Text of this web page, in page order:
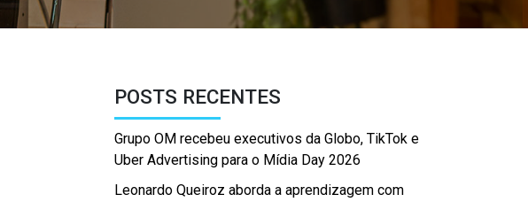
POSTS RECENTES
Grupo OM recebeu executivos da Globo, TikTok e
Uber Advertising para o Mídia Day 2026
Leonardo Queiroz aborda a aprendizagem com